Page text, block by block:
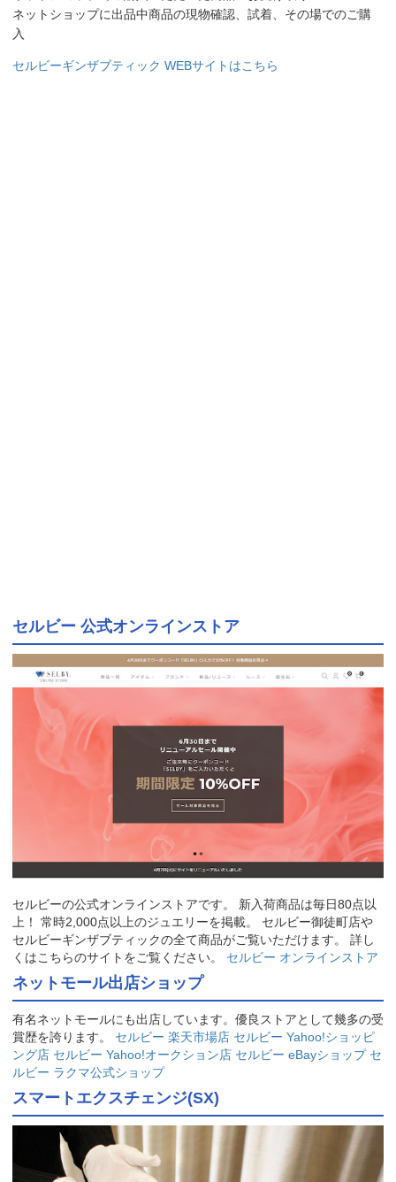
ネットショップに出品中商品の現物確認、試着、その場でのご購
入
セルビーギンザブティック WEBサイトはこちら
セルビー 公式オンラインストア
セルビーの公式オンラインストアです。 新入荷商品は毎日80点以
上！ 常時2,000点以上のジュエリーを掲載。 セルビー御徒町店や
セルビーギンザブティックの全て商品がご覧いただけます。 詳し
くはこちらのサイトをご覧ください。 セルビー オンラインストア
ネットモール出店ショップ
有名ネットモールにも出店しています。優良ストアとして幾多の受
賞歴を誇ります。 セルビー 楽天市場店 セルビー Yahoo!ショッピ
ング店 セルビー Yahoo!オークション店 セルビー eBayショップ セ
ルビー ラクマ公式ショップ
スマートエクスチェンジ(SX)